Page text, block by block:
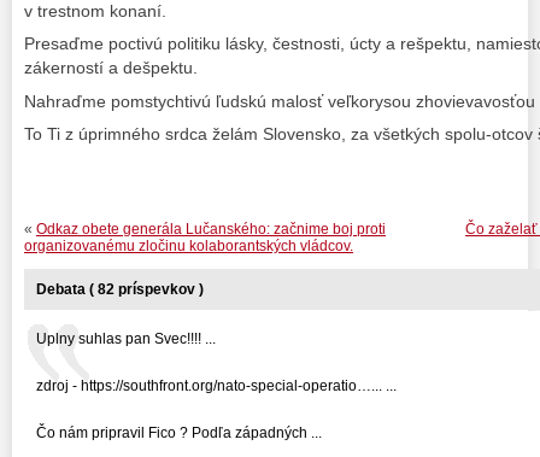
v trestnom konaní.
Presaďme poctivú politiku lásky, čestnosti, úcty a rešpektu,
zákerností a dešpektu.
Nahraďme pomstychtivú ľudskú malosť veľkorysou
To Ti z úprimného srdca želám Slovensko, za všetkých spolu-otcov
Čo zaželať
« Odkaz obete generála Lučanského: začnime boj proti
organizovanému zločinu kolaborantských vládcov.
Debata ( 82 príspevkov )
Uplny suhlas pan Svec!!!! ...
zdroj - https://southfront.org/nato-special-operatio…... ...
Čo nám pripravil Fico ? Podľa západných ...